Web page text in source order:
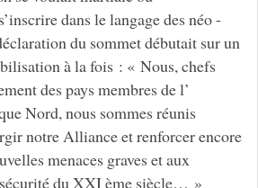
dans le langage des néo -
du sommet débutait sur un
à la fois : « Nous, chefs
des pays membres de l’
Nord, nous sommes réunis
notre Alliance et renforcer encore
menaces graves et aux
du XXI ème siècle… »